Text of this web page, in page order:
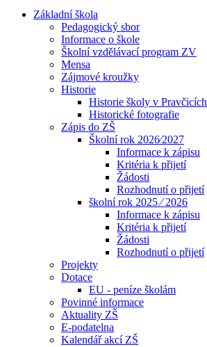
Základní škola
Pedagogický sbor
Informace o škole
Školní vzdělávací program ZV
Mensa
Zájmové kroužky
Historie
Historie školy v Pravčicích
Historické fotografie
Zápis do ZŠ
Školní rok 2026⁄2027
Informace k zápisu
Kritéria k přijetí
Žádosti
Rozhodnutí o přijetí
školní rok 2025 ⁄ 2026
Informace k zápisu
Kritéria k přijetí
Žádosti
Rozhodnutí o přijetí
Projekty
Dotace
EU - peníze školám
Povinné informace
Aktuality ZŠ
E-podatelna
Kalendář akcí ZŠ